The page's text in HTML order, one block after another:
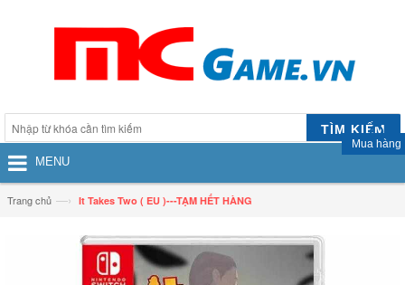
TÌM KIẾM
Mua hàng
MENU
Trang chủ —› It Takes Two ( EU )---TẠM HẾT HÀNG